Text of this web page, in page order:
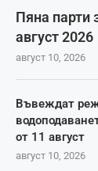
Пяна парти
август 2026
август 10, 2026
Въвеждат
от 11 август
август 10, 2026